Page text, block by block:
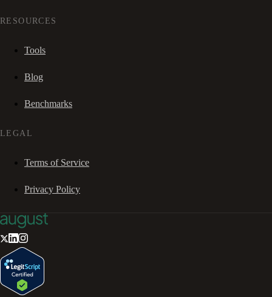
RESOURCES
Tools
Blog
Benchmarks
LEGAL
Terms of Service
Privacy Policy